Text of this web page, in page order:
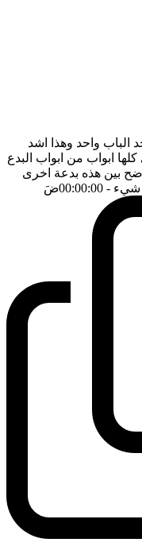
الباب واحد وهذا اشد
كلها ابواب من ابواب البدع
بين هذه بدعة اخرى
شيء - 00:00:00 ضَ